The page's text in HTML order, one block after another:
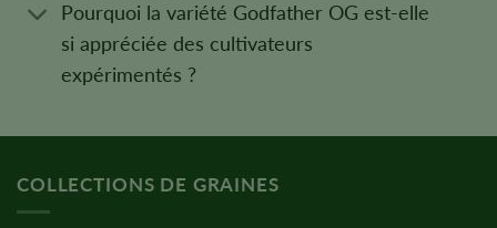
Pourquoi la variété Godfather OG est-elle
si appréciée des cultivateurs
expérimentés ?
COLLECTIONS DE GRAINES